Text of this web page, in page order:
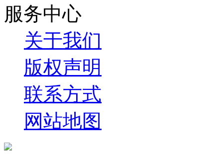
服务中心
关于我们
版权声明
联系方式
网站地图